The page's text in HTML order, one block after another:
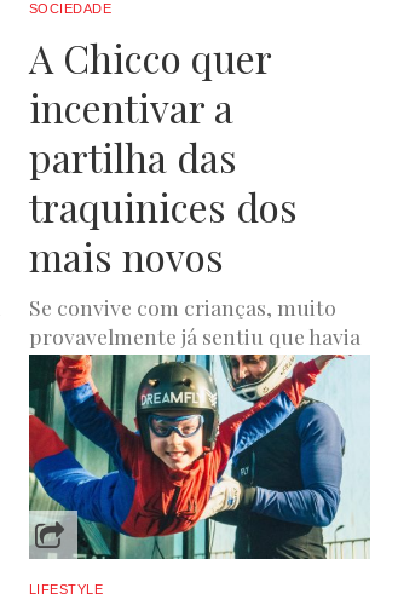
SOCIEDADE
A Chicco quer
incentivar a
partilha das
traquinices dos
mais novos
Se convive com crianças, muito
provavelmente já sentiu que havia
silêncio por demasiado tempo e,
logo de seguida deparou-se com
um...
LUXWOMAN MAIO 31, 2022
LIFESTYLE